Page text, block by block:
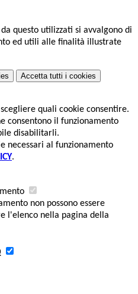
questo utilizzati si avvalgono di
ed utili alle finalità illustrate
Accetta tutti i cookies
quali cookie consentire.
consentono il funzionamento
disabilitarli.
necessari al funzionamento
.
non possono essere
l'elenco nella pagina della